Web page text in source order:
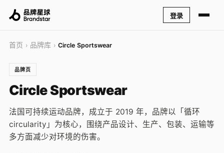
登录
首页 › 品牌库 › Circle Sportswear
品牌页
Circle Sportswear
法国可持续运动品牌，成立于 2019 年，品牌以「循环
circularity」为核心，围绕产品设计、生产、包装、运输等
多方面减少对环境的伤害。